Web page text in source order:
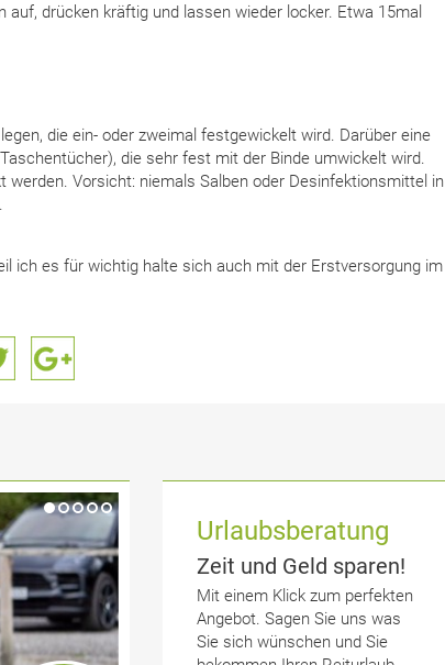
drücken kräftig und lassen wieder locker. Etwa 15mal
die ein- oder zweimal festgewickelt wird. Darüber eine
die sehr fest mit der Binde umwickelt wird.
Vorsicht: niemals Salben oder Desinfektionsmittel in
ich es für wichtig halte sich auch mit der Erstversorgung im
Urlaubsberatung
Zeit und Geld sparen!
Mit einem Klick zum perfekten
Angebot. Sagen Sie uns was
Sie sich wünschen und Sie